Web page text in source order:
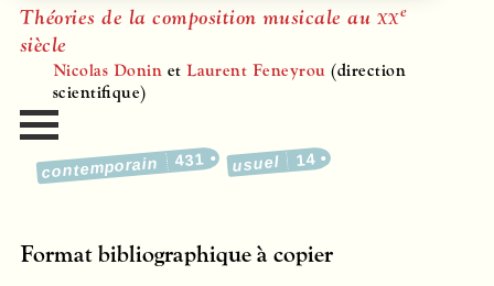
Théories de la composition musicale au xxe
siècle
Nicolas Donin etLaurent Feneyrou (direction
scientifique)
contemporain 431 usuel 14
Format bibliographique à copier